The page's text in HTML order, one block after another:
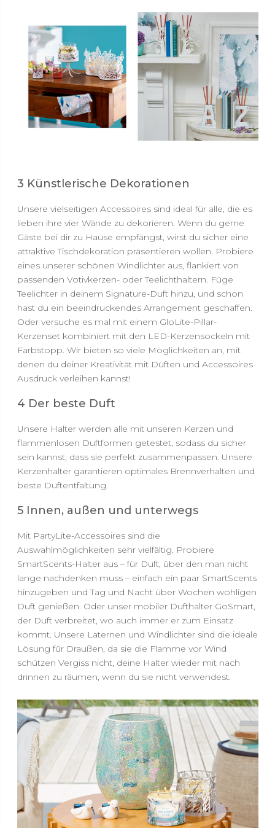
3 Künstlerische Dekorationen
Unsere vielseitigen Accessoires sind ideal für alle, die es
lieben ihre vier Wände zu dekorieren. Wenn du gerne
Gäste bei dir zu Hause empfängst, wirst du sicher eine
attraktive Tischdekoration präsentieren wollen. Probiere
eines unserer schönen Windlichter aus, flankiert von
passenden Votivkerzen- oder Teelichthaltern. Füge
Teelichter in deinem Signature-Duft hinzu, und schon
hast du ein beeindruckendes Arrangement geschaffen.
Oder versuche es mal mit einem GloLite-Pillar-
Kerzenset kombiniert mit den LED-Kerzensockeln mit
Farbstopp. Wir bieten so viele Möglichkeiten an, mit
denen du deiner Kreativität mit Düften und Accessoires
Ausdruck verleihen kannst!
4 Der beste Duft
Unsere Halter werden alle mit unseren Kerzen und
flammenlosen Duftformen getestet, sodass du sicher
sein kannst, dass sie perfekt zusammenpassen. Unsere
Kerzenhalter garantieren optimales Brennverhalten und
beste Duftentfaltung.
5 Innen, außen und unterwegs
Mit PartyLite-Accessoires sind die
Auswahlmöglichkeiten sehr vielfältig. Probiere
SmartScents-Halter aus – für Duft, über den man nicht
lange nachdenken muss – einfach ein paar SmartScents
hinzugeben und Tag und Nacht über Wochen wohligen
Duft genießen. Oder unser mobiler Dufthalter GoSmart,
der Duft verbreitet, wo auch immer er zum Einsatz
kommt. Unsere Laternen und Windlichter sind die ideale
Lösung für Draußen, da sie die Flamme vor Wind
schützen Vergiss nicht, deine Halter wieder mit nach
drinnen zu räumen, wenn du sie nicht verwendest.